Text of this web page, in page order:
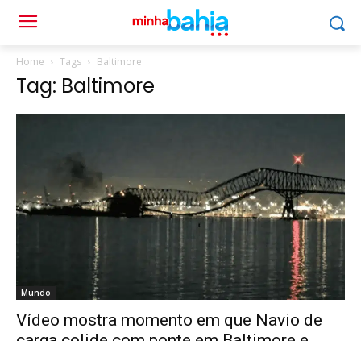
Home Tags Baltimore
Tag: Baltimore
Mundo
Vídeo mostra momento em que Navio de